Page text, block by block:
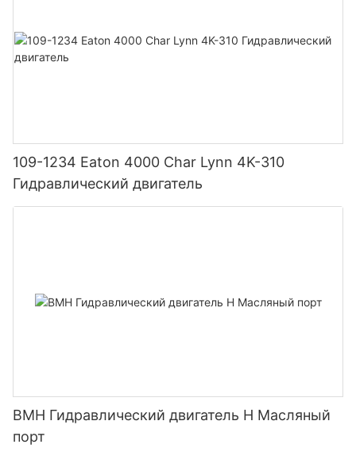
109-1234 Eaton 4000 Char Lynn 4K-310
Гидравлический двигатель
BMH Гидравлический двигатель H Масляный
порт